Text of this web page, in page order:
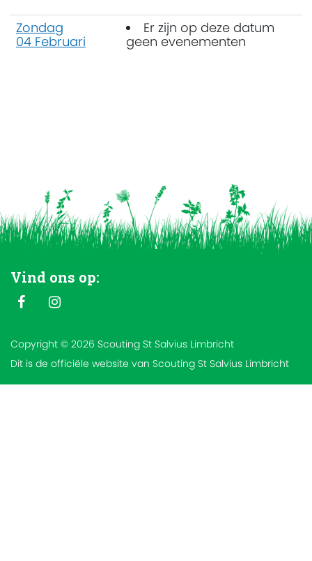
Zondag
04 Februari
Er zijn op deze datum
geen evenementen
Vind ons op:
Copyright © 2026 Scouting St Salvius Limbricht
Dit is de officiële website van Scouting St Salvius Limbricht